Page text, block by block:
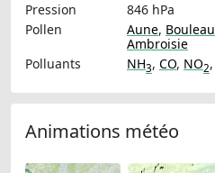
Pression
846 hPa
Pollen
Aune, Bouleau
Ambroisie
Polluants
NH3, CO, NO2,
Animations météo